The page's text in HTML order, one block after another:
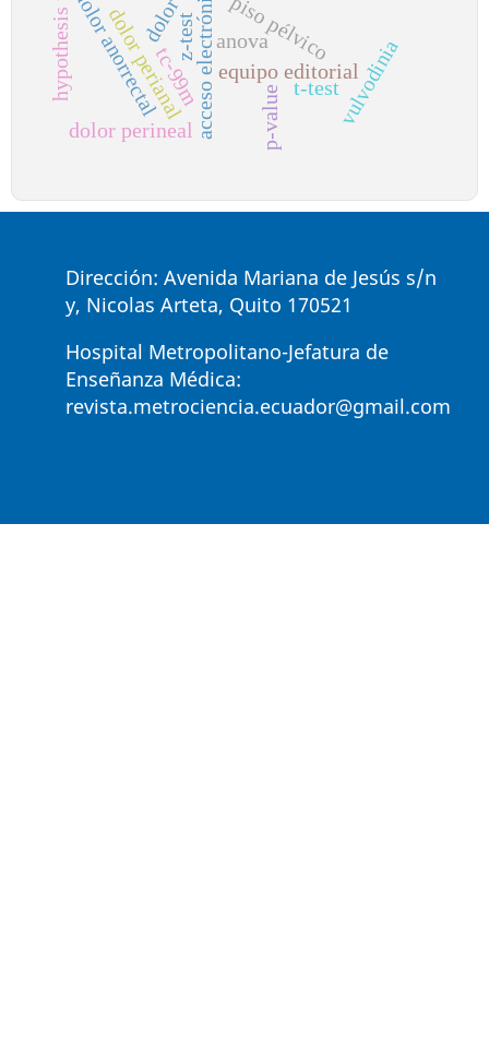
equipo editorial
acceso electrónico
dolor perineal
vulvodinia
dolor perianal piso pélvico
dolor anorrectal p-value
z-test
t-test
anova
tc-99m
Dirección: Avenida Mariana de Jesús s/n
y, Nicolas Arteta, Quito 170521
Hospital Metropolitano-Jefatura de
Enseñanza Médica:
revista.metrociencia.ecuador@gmail.com